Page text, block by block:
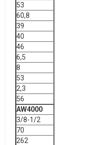
53
60,8
39
40
46
6,5
8
53
2,3
56
AW4000
3/8-1/2
70
262